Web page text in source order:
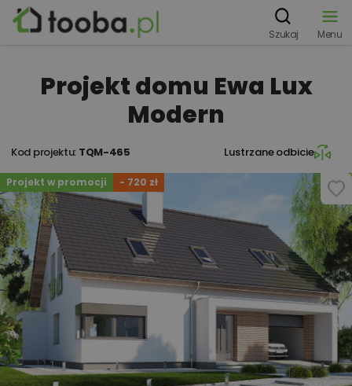
Szukaj Menu
Projekt domu Ewa Lux
Modern
Kod projektu: TQM-465 Lustrzane odbicie
Projekt w promocji - 720 zł